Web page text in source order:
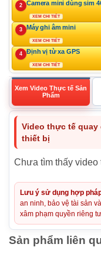
2 Camera mini dùng sim
XEM CHI TIẾT
3 Máy ghi âm mini
XEM CHI TIẾT
4 Định vị từ xa GPS
XEM CHI TIẾT
Xem Video Thực tế Sản
Phẩm
Video thực tế
thiết bị
Chưa tìm thấy video
Lưu ý sử dụng hợp
an ninh, bảo vệ tài sản
xâm phạm quyền riêng
Sản phẩm liên